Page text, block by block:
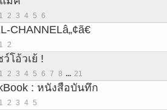
1 2 3 4 5 6
CHANNELâ„¢ã€
1 2
โอ้วเย้ !
1 2 3 4 5 6 7 8 ... 21
: หนังสือบันทึก
1 2 3 4 5